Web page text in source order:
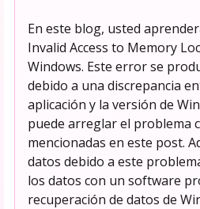
En este blog, usted
Invalid Access to Memory
Windows. Este error se
debido a una discrepancia
aplicación y la versión de
puede arreglar el problema
mencionadas en este post.
datos debido a este
los datos con un software
recuperación de datos de